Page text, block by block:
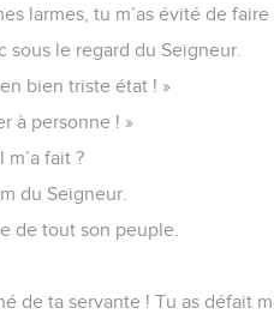
larmes, tu m’as évité de faire
le regard du Seigneur.
bien triste état ! »
à personne ! »
fait ?
du Seigneur.
de tout son peuple.
de ta servante ! Tu as défait